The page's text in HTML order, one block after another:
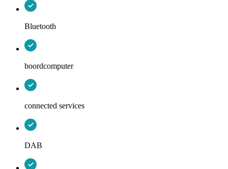
Bluetooth
boordcomputer
connected services
DAB